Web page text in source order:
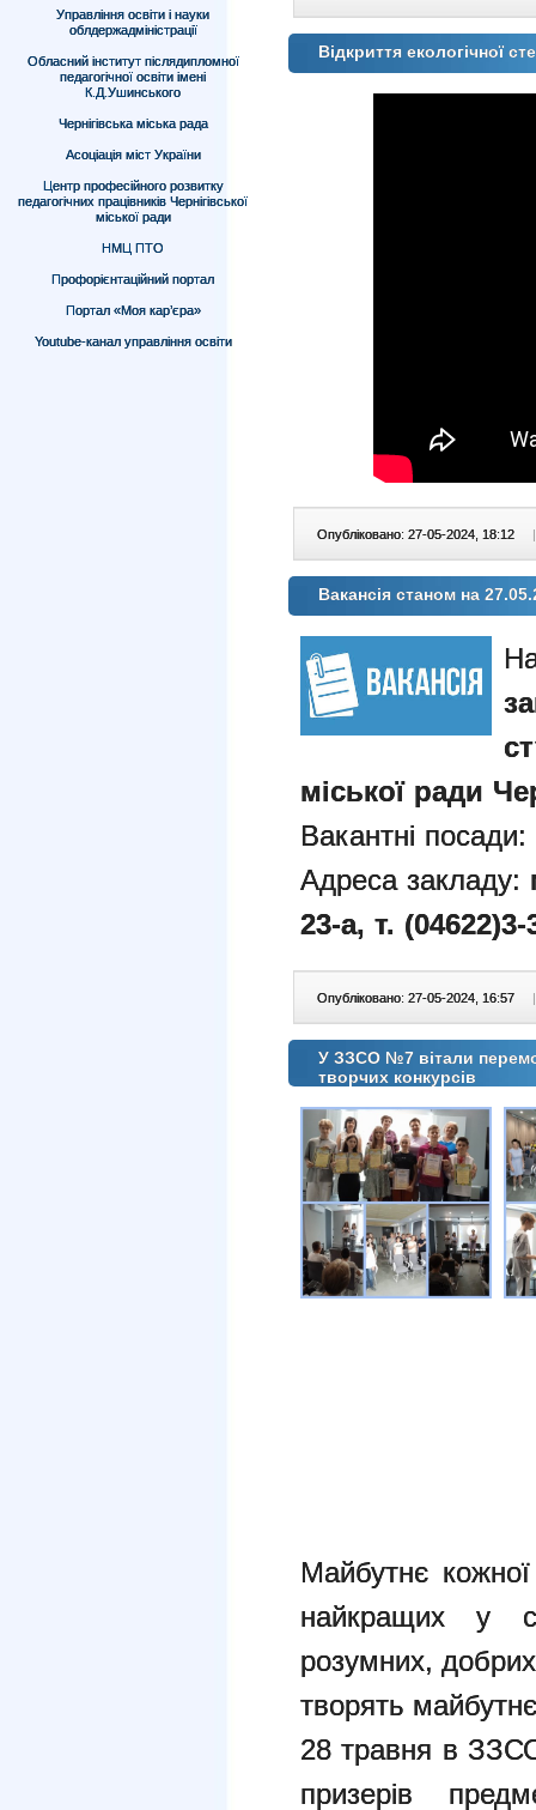
Управління освіти і науки
облдержадміністрації
Обласний інститут післядипломної
педагогічної освіти імені
К.Д.Ушинського
Чернігівська міська рада
Асоціація міст України
Центр професійного розвитку
педагогічних працівників Чернігівської
міської ради
НМЦ ПТО
Профорієнтаційний портал
Портал «Моя кар’єра»
Youtube-канал управління освіти
Відкриття екологічної
Опубліковано: 27-05-2024, 18:12 |
Вакансія станом на
міської ради
Вакантні посади:
Адреса закладу:
23-а, т. (04622)3-
Опубліковано: 27-05-2024, 16:57 |
У ЗЗСО №7 вітали
творчих конкурсів
Майбутнє
найкращих у
розумних,
творять
28 травня в
призерів